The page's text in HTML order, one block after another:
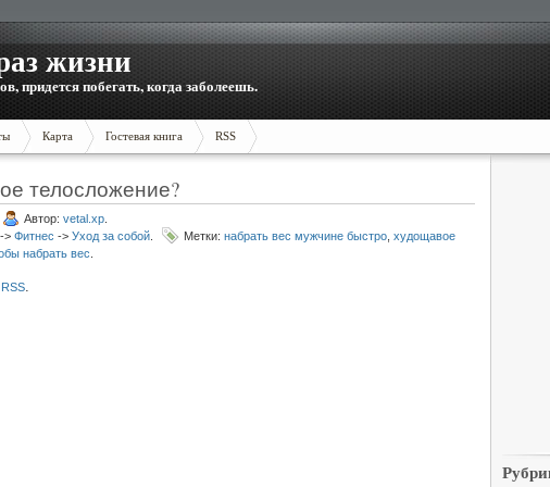
жизни
придется побегать, когда заболеешь.
Карта Гостевая книга RSS
телосложение?
Автор: vetal.xp
-> Фитнес -> Уход за собой Метки: набрать вес мужчине быстро худощавое
набрать вес
.